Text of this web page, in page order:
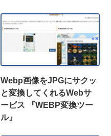
Webp画像をJPGにサクッ
と変換してくれるWebサ
ービス 『WEBP変換ツー
ル』